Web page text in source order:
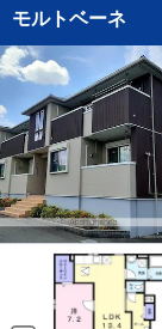
モルトベーネ